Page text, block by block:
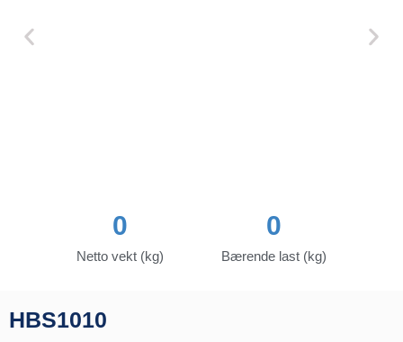
Netto vekt (kg)
0
Bærende last (kg)
0
HBS1010